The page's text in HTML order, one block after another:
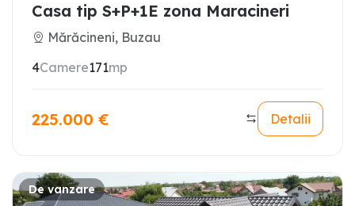
Casa tip S+P+1E zona Maracineri
Mărăcineni, Buzau
4Camere171mp
225.000 € Detalii
De vanzare